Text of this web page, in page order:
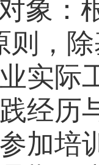
象：
则，
实际
经历
加培